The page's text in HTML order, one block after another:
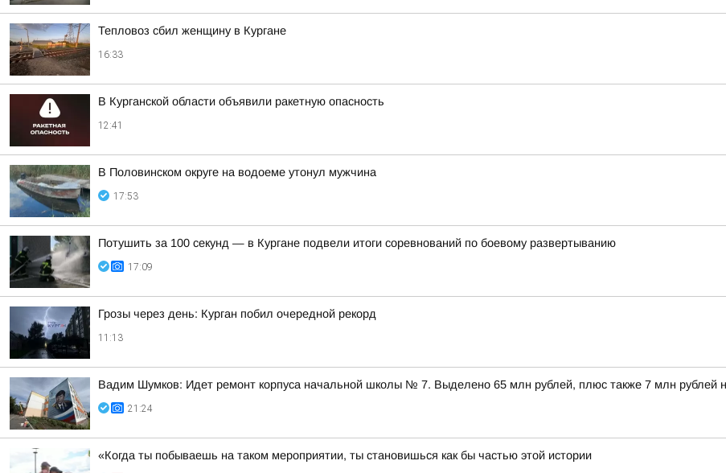
Тепловоз сбил женщину в Кургане
16:33
В Курганской области объявили ракетную опасность
12:41
В Половинском округе на водоеме утонул мужчина
17:53
Потушить за 100 секунд — в Кургане подвели итоги соревнований по боевому развертыванию
17:09
Грозы через день: Курган побил очередной рекорд
11:13
Вадим Шумков: Идет ремонт корпуса начальной школы № 7. Выделено 65 млн рублей, плюс также 7 млн рублей
21:24
«Когда ты побываешь на таком мероприятии, ты становишься как бы частью этой истории